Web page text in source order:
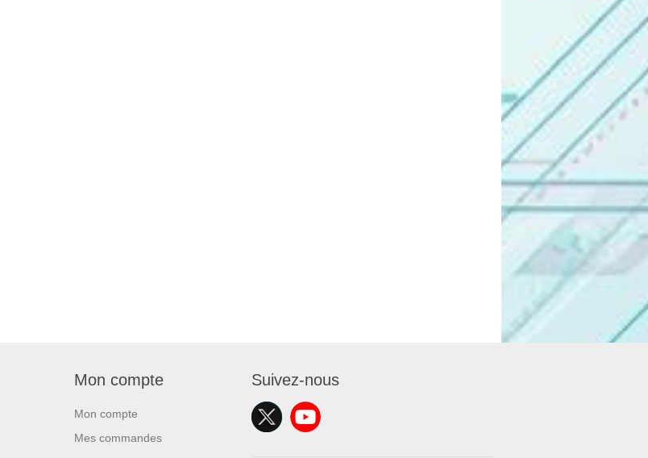
Mon compte
Mon compte
Mes commandes
Suivez-nous